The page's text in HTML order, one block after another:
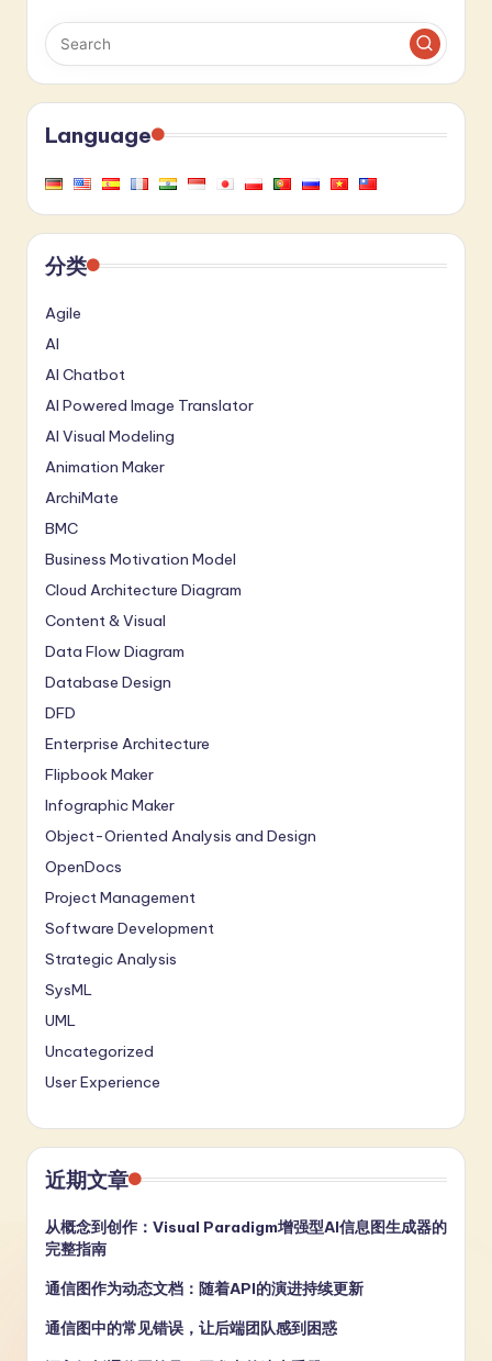
Language
分类
Agile
AI
AI Chatbot
AI Powered Image Translator
AI Visual Modeling
Animation Maker
ArchiMate
BMC
Business Motivation Model
Cloud Architecture Diagram
Content & Visual
Data Flow Diagram
Database Design
DFD
Enterprise Architecture
Flipbook Maker
Infographic Maker
Object-Oriented Analysis and Design
OpenDocs
Project Management
Software Development
Strategic Analysis
SysML
UML
Uncategorized
User Experience
近期文章
从概念到创作：Visual Paradigm增强型AI信息图生成器的
完整指南
通信图作为动态文档：随着API的演进持续更新
通信图中的常见错误，让后端团队感到困惑